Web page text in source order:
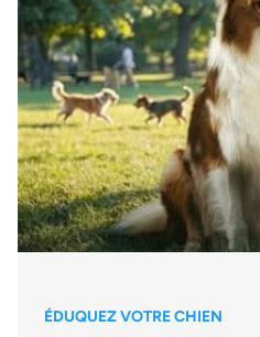
ÉDUQUEZ VOTRE CHIEN